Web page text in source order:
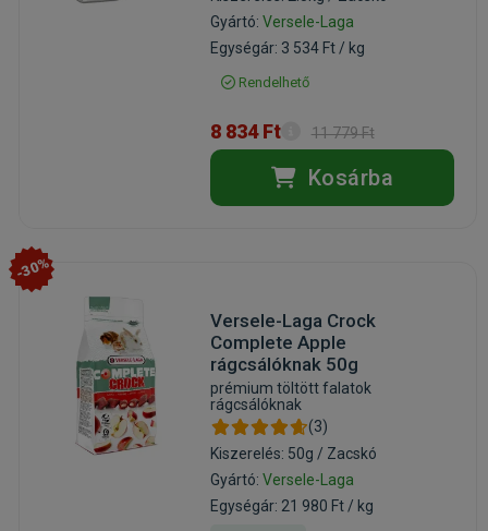
Gyártó: Versele-Laga
Egységár: 3 534 Ft / kg
Rendelhető
8 834 Ft 11 779 Ft
Kosárba
-30%
Versele-Laga Crock
Complete Apple
rágcsálóknak 50g
prémium töltött falatok
rágcsálóknak
(3)
Kiszerelés: 50g / Zacskó
Gyártó: Versele-Laga
Egységár: 21 980 Ft / kg